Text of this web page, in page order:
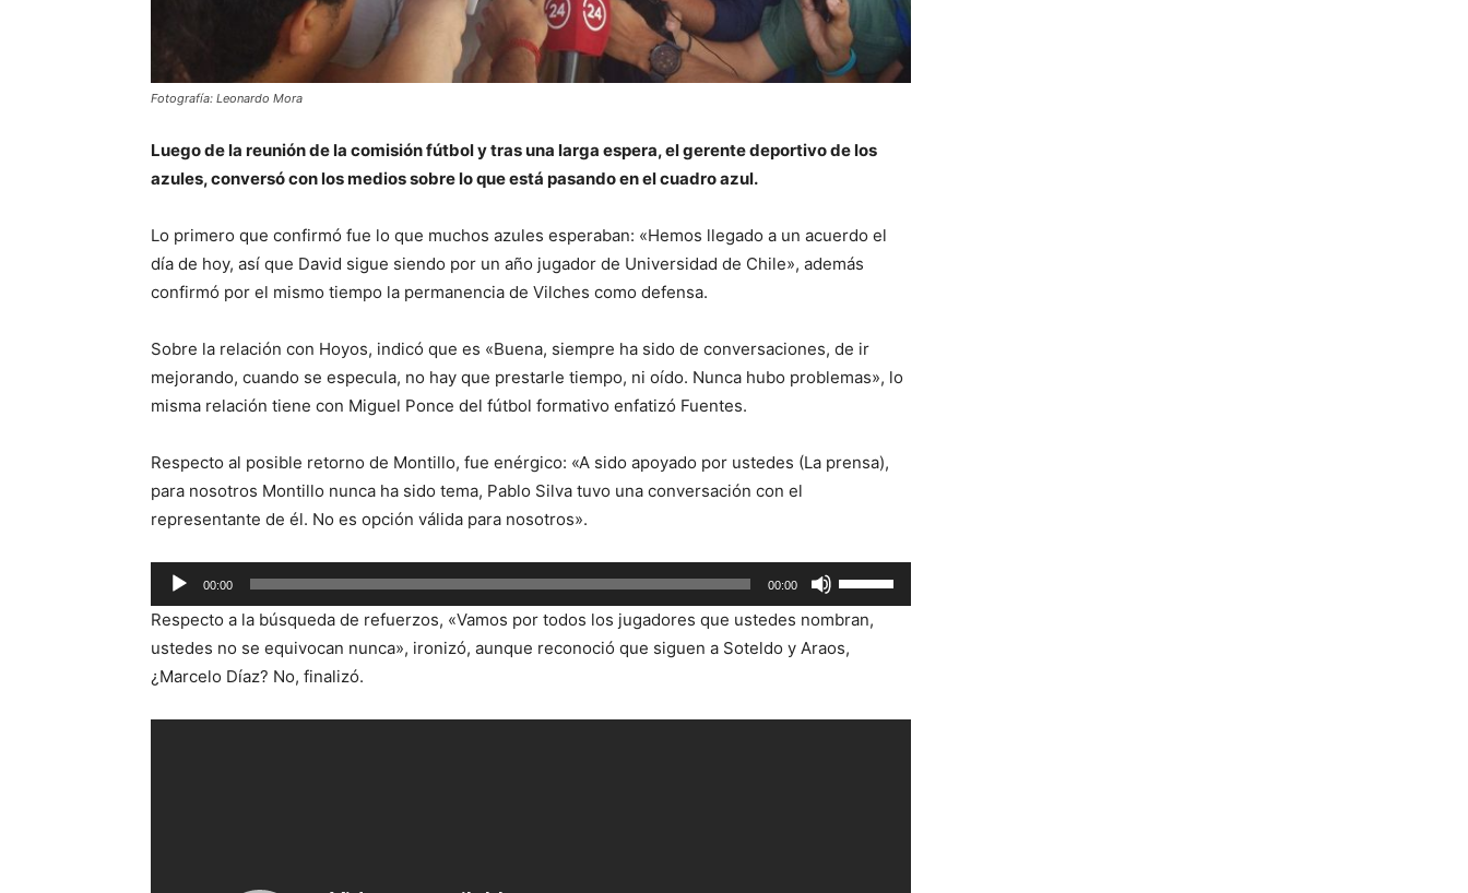
Fotografía: Leonardo Mora
Luego de la reunión de la comisión fútbol y tras una larga espera, el gerente deportivo de los
azules, conversó con los medios sobre lo que está pasando en el cuadro azul.
Lo primero que confirmó fue lo que muchos azules esperaban: «Hemos llegado a un acuerdo el
día de hoy, así que David sigue siendo por un año jugador de Universidad de Chile», además
confirmó por el mismo tiempo la permanencia de Vilches como defensa.
Sobre la relación con Hoyos, indicó que es «Buena, siempre ha sido de conversaciones, de ir
mejorando, cuando se especula, no hay que prestarle tiempo, ni oído. Nunca hubo problemas», lo
misma relación tiene con Miguel Ponce del fútbol formativo enfatizó Fuentes.
Respecto al posible retorno de Montillo, fue enérgico: «A sido apoyado por ustedes (La prensa),
para nosotros Montillo nunca ha sido tema, Pablo Silva tuvo una conversación con el
representante de él. No es opción válida para nosotros».
Reproductor
de
audio
00:00 00:00
las
teclas
de
arriba/abajo
Respecto a la búsqueda de refuerzos, «Vamos por todos los jugadores que ustedes nombran,
ustedes no se equivocan nunca», ironizó, aunque reconoció que siguen a Soteldo y Araos,
¿Marcelo Díaz? No, finalizó.